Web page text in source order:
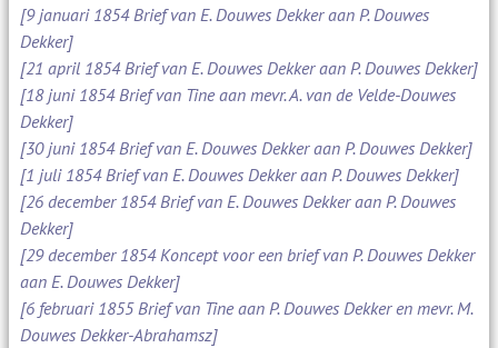
[9 januari 1854 Brief van E. Douwes Dekker aan P. Douwes
Dekker]
[21 april 1854 Brief van E. Douwes Dekker aan P. Douwes Dekker]
[18 juni 1854 Brief van Tine aan mevr. A. van de Velde-Douwes
Dekker]
[30 juni 1854 Brief van E. Douwes Dekker aan P. Douwes Dekker]
[1 juli 1854 Brief van E. Douwes Dekker aan P. Douwes Dekker]
[26 december 1854 Brief van E. Douwes Dekker aan P. Douwes
Dekker]
[29 december 1854 Koncept voor een brief van P. Douwes Dekker
aan E. Douwes Dekker]
[6 februari 1855 Brief van Tine aan P. Douwes Dekker en mevr. M.
Douwes Dekker-Abrahamsz]